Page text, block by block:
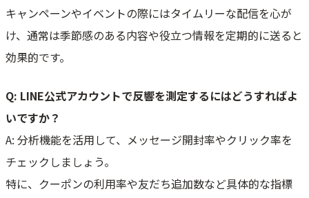
キャンペーンやイベントの際にはタイムリーな配信を心が
け、通常は季節感のある内容や役立つ情報を定期的に送ると
効果的です。
Q: LINE公式アカウントで反響を測定するにはどうすればよ
いですか？
A: 分析機能を活用して、メッセージ開封率やクリック率を
チェックしましょう。
特に、クーポンの利用率や友だち追加数など具体的な指標